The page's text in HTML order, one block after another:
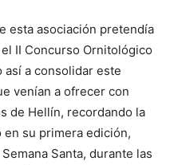
esta asociación pretendía
II Concurso Ornitológico
así a consolidar este
venían a ofrecer con
de Hellín, recordando la
su primera edición,
Santa, durante las